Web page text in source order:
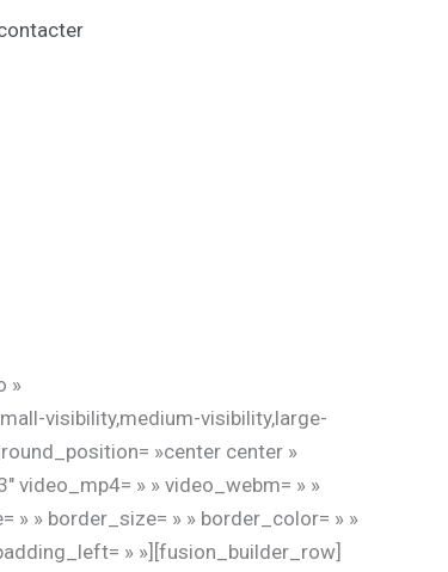
»
visibility,medium-visibility,large-
»center center »
video_mp4= » » video_webm= » »
» » border_size= » » border_color= » »
» »][fusion_builder_row]